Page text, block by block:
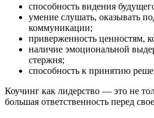
способность видения
умение слушать, оказывать
коммуникации;
приверженность ценностям,
наличие эмоциональной
стержня;
способность к принятию
Коучинг как лидерство — это не
большая ответственность перед